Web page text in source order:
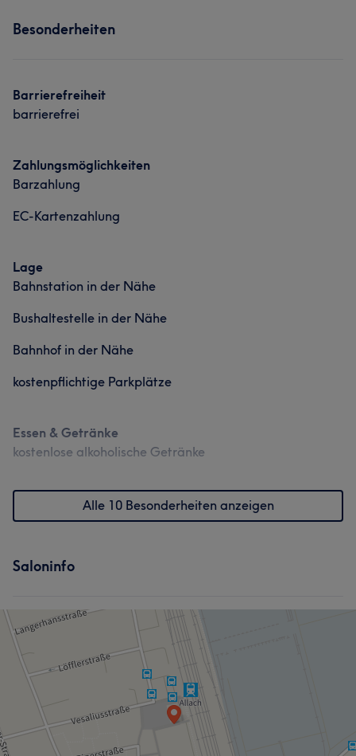
Kompetent 5
Was unsere Kunden über Bettina sagen
Sympathisch 12
Besonderheiten
Barrierefreiheit
barrierefrei
Zahlungsmöglichkeiten
Barzahlung
EC-Kartenzahlung
Lage
Bahnstation in der Nähe
Bushaltestelle in der Nähe
Bahnhof in der Nähe
kostenpflichtige Parkplätze
Essen & Getränke
kostenlose alkoholische Getränke
Alle 10 Besonderheiten anzeigen
Saloninfo